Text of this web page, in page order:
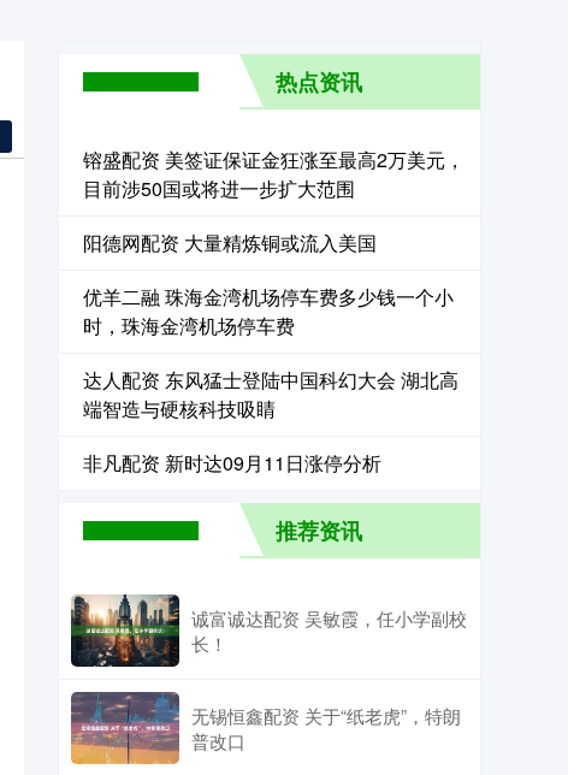
热点资讯
镕盛配资 美签证保证金狂涨至最高2万美元，
目前涉50国或将进一步扩大范围
阳德网配资 大量精炼铜或流入美国
优羊二融 珠海金湾机场停车费多少钱一个小
时，珠海金湾机场停车费
达人配资 东风猛士登陆中国科幻大会 湖北高
端智造与硬核科技吸睛
非凡配资 新时达09月11日涨停分析
推荐资讯
诚富诚达配资 吴敏霞，任小学副校
长！
无锡恒鑫配资 关于“纸老虎”，特朗
普改口